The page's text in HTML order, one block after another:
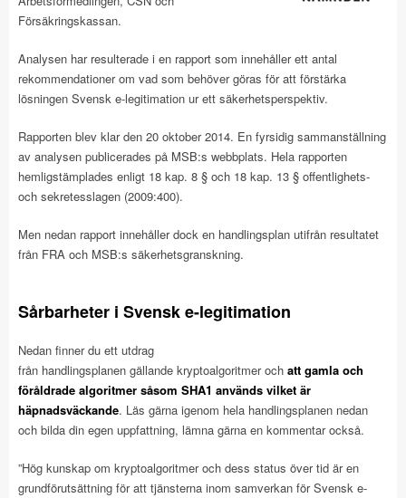
Försäkringskassan.
Analysen har resulterade i en rapport som innehåller ett antal
rekommendationer om vad som behöver göras för att förstärka
lösningen Svensk e-legitimation ur ett säkerhetsperspektiv.
Rapporten blev klar den 20 oktober 2014. En fyrsidig sammanställning
av analysen publicerades på MSB:s webbplats. Hela rapporten
hemligstämplades enligt 18 kap. 8 § och 18 kap. 13 § offentlighets-
och sekretesslagen (2009:400).
Men nedan rapport innehåller dock en handlingsplan utifrån resultatet
från FRA och MSB:s säkerhetsgranskning.
Sårbarheter i Svensk e-legitimation
Nedan finner du ett utdrag
från handlingsplanen gällande kryptoalgoritmer och att gamla och
föråldrade algoritmer såsom SHA1 används vilket är
häpnadsväckande. Läs gärna igenom hela handlingsplanen nedan
och bilda din egen uppfattning, lämna gärna en kommentar också.
”Hög kunskap om kryptoalgoritmer och dess status över tid är en
grundförutsättning för att tjänsterna inom samverkan för Svensk e-